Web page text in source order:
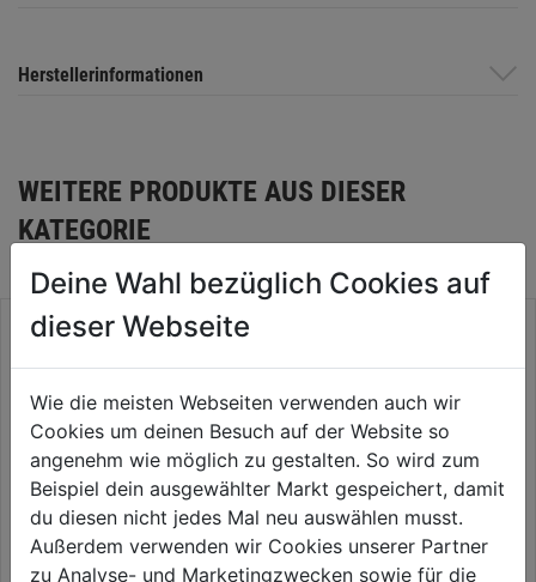
Herstellerinformationen
WEITERE PRODUKTE AUS DIESER
KATEGORIE
Tresor Pure-Safe PS 120 E
Tresor Pure-Safe PS 130 E LAP
Deine Wahl bezüglich Cookies auf
dieser Webseite
Wie die meisten Webseiten verwenden auch wir
Cookies um deinen Besuch auf der Website so
angenehm wie möglich zu gestalten. So wird zum
Beispiel dein ausgewählter Markt gespeichert, damit
du diesen nicht jedes Mal neu auswählen musst.
Außerdem verwenden wir Cookies unserer Partner
zu Analyse- und Marketingzwecken sowie für die